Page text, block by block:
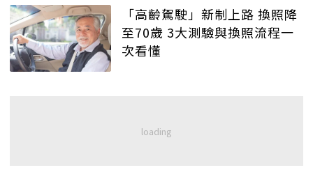
「高齡駕駛」新制上路 換照降
至70歲 3大測驗與換照流程一
次看懂